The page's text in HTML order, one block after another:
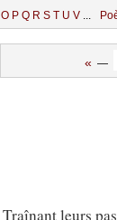
O P Q R S T U V ...
« —
Traînant leurs